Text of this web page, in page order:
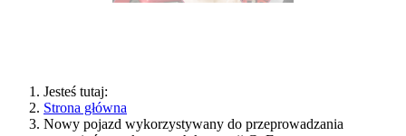
Jesteś tutaj:
Strona główna
Nowy pojazd wykorzystywany do przeprowadzania